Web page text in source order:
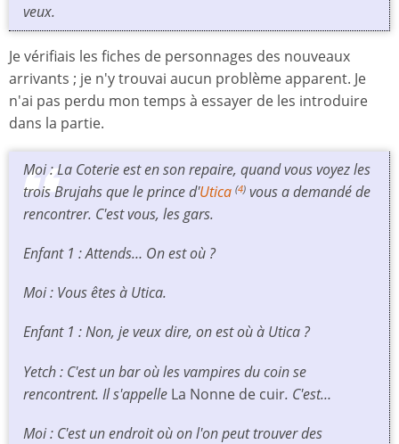
veux.
Je vérifiais les fiches de personnages des nouveaux
arrivants ; je n'y trouvai aucun problème apparent. Je
n'ai pas perdu mon temps à essayer de les introduire
dans la partie.
Moi : La Coterie est en son repaire, quand vous voyez les
trois Brujahs que le prince d'Utica (4) vous a demandé de
rencontrer. C'est vous, les gars.
Enfant 1 : Attends… On est où ?
Moi : Vous êtes à Utica.
Enfant 1 : Non, je veux dire, on est où à Utica ?
Yetch : C'est un bar où les vampires du coin se
rencontrent. Il s'appelle La Nonne de cuir. C'est…
Moi : C'est un endroit où on l'on peut trouver des